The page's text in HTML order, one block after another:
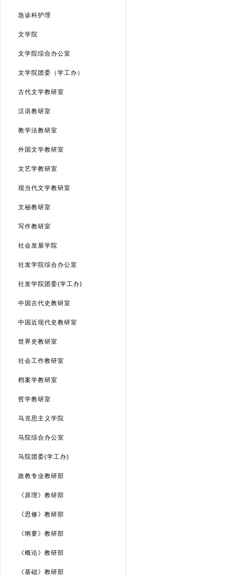
急诊科护理
文学院
文学院综合办公室
文学院团委（学工办）
古代文学教研室
汉语教研室
教学法教研室
外国文学教研室
文艺学教研室
现当代文学教研室
文秘教研室
写作教研室
社会发展学院
社发学院综合办公室
社发学院团委(学工办)
中国古代史教研室
中国近现代史教研室
世界史教研室
社会工作教研室
档案学教研室
哲学教研室
马克思主义学院
马院综合办公室
马院团委(学工办)
政教专业教研部
《原理》教研部
《思修》教研部
《纲要》教研部
《概论》教研部
《基础》教研部